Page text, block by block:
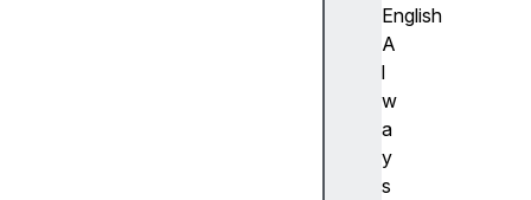
English
A
l
w
a
y
s